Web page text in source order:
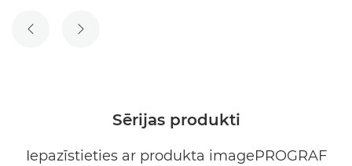
IEPRIEKŠĒJAIS SLAIDS
NĀKAMAIS SLAIDS
Sērijas produkti
Iepazīstieties ar produkta imagePROGRAF